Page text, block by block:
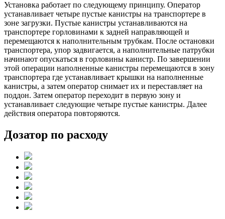
Установка работает по следующему принципу. Оператор
устанавливает четыре пустые канистры на транспортере в
зоне загрузки. Пустые канистры устанавливаются на
транспортере горловинами к задней направляющей и
перемещаются к наполнительным трубкам. После остановки
транспортера, упор задвигается, а наполнительные патрубки
начинают опускаться в горловины канистр. По завершении
этой операции наполненные канистры перемещаются в зону
транспортера где устанавливает крышки на наполненные
канистры, а затем оператор снимает их и переставляет на
поддон. Затем оператор переходит в первую зону и
устанавливает следующие четыре пустые канистры. Далее
действия оператора повторяются.
Дозатор по расходу